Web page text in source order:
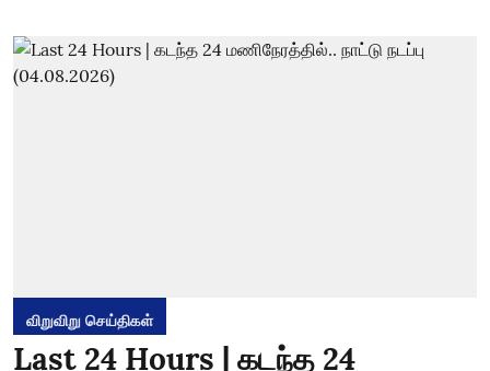
விறுவிறு செய்திகள்
Last 24 Hours | கடந்த 24